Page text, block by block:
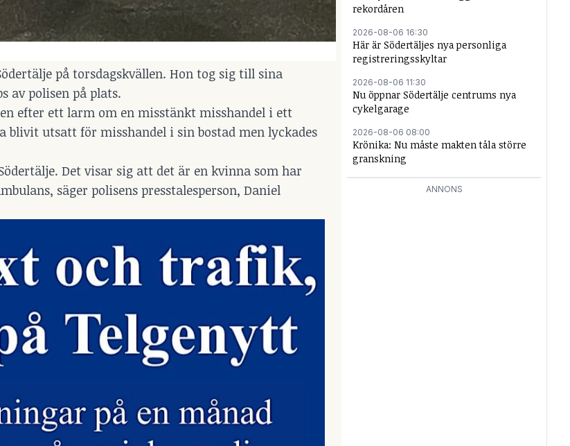
på torsdagskvällen. Hon tog sig till sina
av polisen på plats.
efter ett larm om en misstänkt misshandel i ett
blivit utsatt för misshandel i sin bostad men lyckades
Det visar sig att det är en kvinna som har
säger polisens presstalesperson, Daniel
rekordåren
2026-08-06 16:30
Här är Södertäljes nya personliga
registreringsskyltar
2026-08-06 11:30
Nu öppnar Södertälje centrums nya
cykelgarage
2026-08-06 08:00
Krönika: Nu måste makten tåla större
granskning
ANNONS